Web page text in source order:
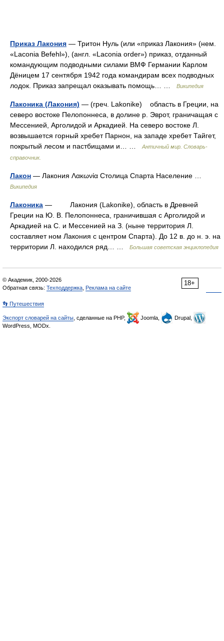
Приказ Лакония — Тритон Нуль (или «приказ Лакония» (нем.
«Laconia Befehl»), (англ. «Laconia order») приказ, отданный
командующим подводными силами ВМФ Германии Карлом
Дёницем 17 сентября 1942 года командирам всех подводных
лодок. Приказ запрещал оказывать помощь… …
Википедия
Лаконика (Лакония) — (греч. Lakonike) область в Греции, на
северо востоке Пелопоннеса, в долине р. Эврот, граничащая с
Мессенией, Арголидой и Аркадией. На северо востоке Л.
возвышается горный хребет Парнон, на западе хребет Тайгет,
покрытый лесом и пастбищами и… …
Античный мир. Словарь-
справочник.
Лакон — Лакония Λακωνία Столица Спарта Население …
Википедия
Лаконика — Лакония (Lakonike), область в Древней
Греции на Ю. В. Пелопоннеса, граничившая с Арголидой и
Аркадией на С. и Мессенией на З. (ныне территория Л.
составляет ном Лакония с центром Спарта). До 12 в. до н. э. на
территории Л. находился ряд… …
Большая советская энциклопедия
18+
© Академик, 2000-2026
Обратная связь: Техподдержка Реклама на сайте
👣 Путешествия
Экспорт словарей на сайты , сделанные на PHP, Joomla,
Drupal,
WordPress, MODx.